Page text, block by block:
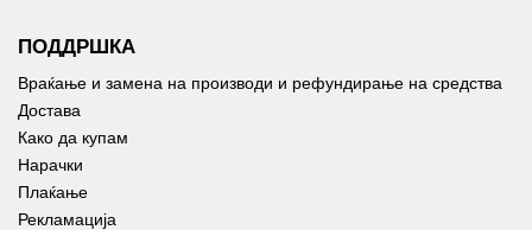
ПОДДРШКА
Враќање и замена на производи и рефундирање на средства
Достава
Како да купам
Нарачки
Плаќање
Рекламација